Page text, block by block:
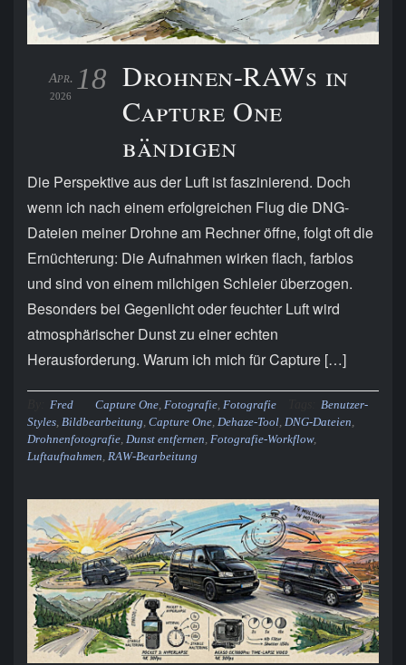
18
Apr.
2026
Drohnen-RAWs in
Capture One
bändigen
Die Perspektive aus der Luft ist faszinierend. Doch
wenn ich nach einem erfolgreichen Flug die DNG-
Dateien meiner Drohne am Rechner öffne, folgt oft die
Ernüchterung: Die Aufnahmen wirken flach, farblos
und sind von einem milchigen Schleier überzogen.
Besonders bei Gegenlicht oder feuchter Luft wird
atmosphärischer Dunst zu einer echten
Herausforderung. Warum ich mich für Capture […]
Fred Capture One, Fotografie, Fotografie
Benutzer-
Styles, Bildbearbeitung, Capture One, Dehaze-Tool, DNG-Dateien,
Drohnenfotografie, Dunst entfernen, Fotografie-Workflow,
Luftaufnahmen, RAW-Bearbeitung